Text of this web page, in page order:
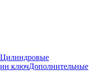
Цилиндровые
ключДополнительные